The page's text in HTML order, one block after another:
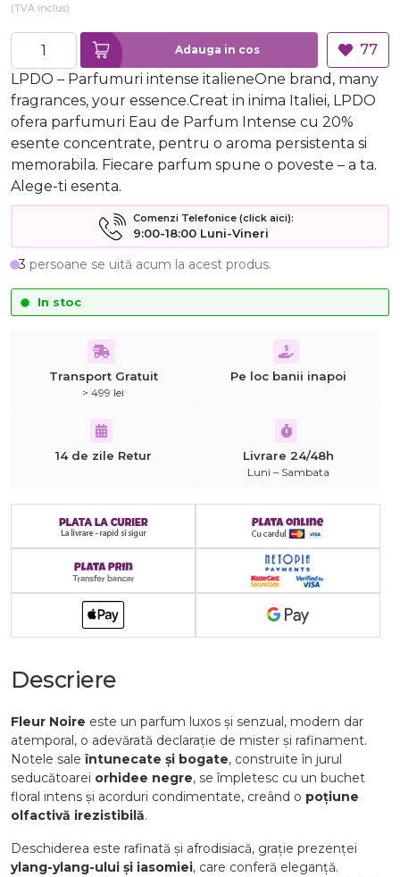
(TVA inclus)
Adauga in cos
77
LPDO – Parfumuri intense italieneOne brand, many
fragrances, your essence.Creat in inima Italiei, LPDO
ofera parfumuri Eau de Parfum Intense cu 20%
esente concentrate, pentru o aroma persistenta si
memorabila. Fiecare parfum spune o poveste – a ta.
Alege-ti esenta.
Comenzi Telefonice (click aici):
9:00-18:00 Luni-Vineri
3 persoane se uită acum la acest produs.
In stoc
Transport Gratuit
> 499 lei
Pe loc banii inapoi
14 de zile Retur Livrare 24/48h
Luni – Sambata
Descriere
Fleur Noire este un parfum luxos și senzual, modern dar
atemporal, o adevărată declarație de mister și rafinament.
Notele sale întunecate și bogate, construite în jurul
seducătoarei orhidee negre, se împletesc cu un buchet
floral intens și acorduri condimentate, creând o poțiune
olfactivă irezistibilă.
Deschiderea este rafinată și afrodisiacă, grație prezenței
ylang-ylang-ului și iasomiei, care conferă eleganță.